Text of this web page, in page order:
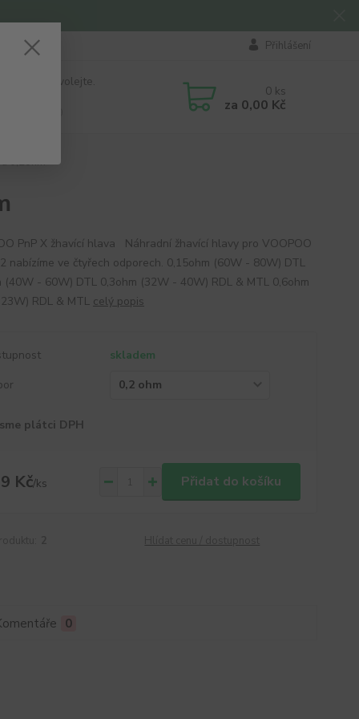
Přihlášení
rady? Zavolejte.
0 ks
za 0,00 Kč
0,2ohm
PnP X žhavící hlava Náhradní žhavící hlavy pro VOOPOO
nabízíme ve čtyřech odporech. 0,15ohm (60W - 80W) DTL
(40W - 60W) DTL 0,3ohm (32W - 40W) RDL & MTL 0,6ohm
RDL & MTL celý popis
skladem
plátci DPH
Kč/ks Přidat do košíku
0